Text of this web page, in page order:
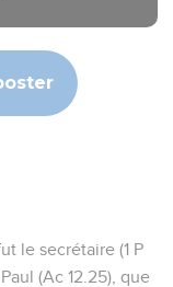
le secrétaire (1 P
(Ac 12.25), que